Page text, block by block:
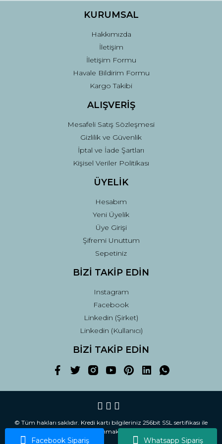
Facebook Sipariş Whatsapp Sipariş
Ürün fiyatı diğer sitelerden daha pahalı.
Gönder
KURUMSAL
Hakkımızda
İletişim
İletişim Formu
Havale Bildirim Formu
Kargo Takibi
ALIŞVERİŞ
Mesafeli Satış Sözleşmesi
Gizlilik ve Güvenlik
İptal ve İade Şartları
Kişisel Veriler Politikası
ÜYELİK
Hesabım
Yeni Üyelik
Üye Girişi
Şifremi Unuttum
Sepetiniz
BİZİ TAKİP EDİN
Instagram
Facebook
Linkedin (Şirket)
Linkedin (Kullanıcı)
BİZİ TAKİP EDİN
© Tüm hakları saklıdır. Kredi kartı bilgileriniz 256bit SSL sertifikası ile
korunmaktadır.